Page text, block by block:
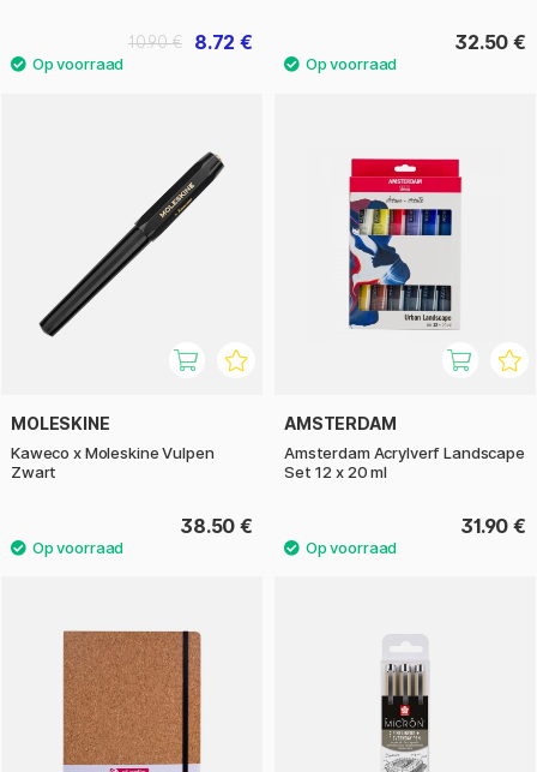
8.72 €
10.90 € 32.50 €
MOLESKINE
Kaweco x Moleskine Vulpen
Zwart
38.50 €
AMSTERDAM
Amsterdam Acrylverf Landscape
Set 12 x 20 ml
31.90 €